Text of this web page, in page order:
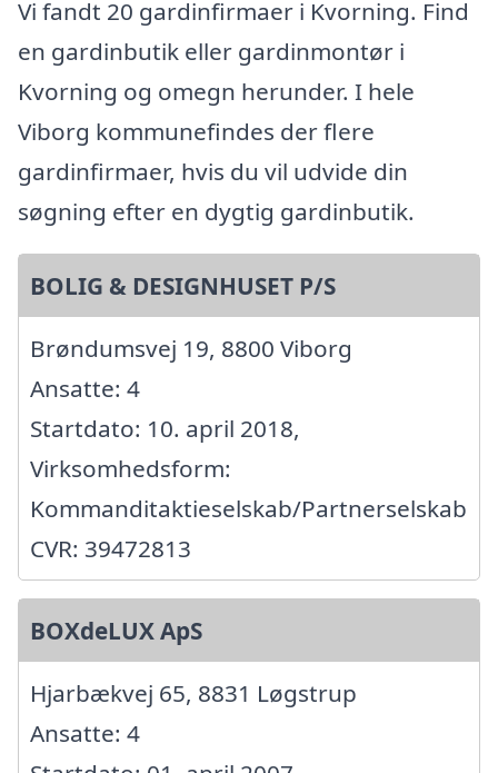
Vi fandt 20 gardinfirmaer i Kvorning. Find
en gardinbutik eller gardinmontør i
Kvorning og omegn herunder. I hele
Viborg kommunefindes der flere
gardinfirmaer, hvis du vil udvide din
søgning efter en dygtig gardinbutik.
BOLIG & DESIGNHUSET P/S
Brøndumsvej 19, 8800 Viborg
Ansatte: 4
Startdato: 10. april 2018,
Virksomhedsform:
Kommanditaktieselskab/Partnerselskab
CVR: 39472813
BOXdeLUX ApS
Hjarbækvej 65, 8831 Løgstrup
Ansatte: 4